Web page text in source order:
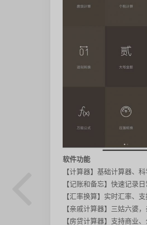
软件功能
【计算器】基础计算器、
【记账和备忘】快速记录
【汇率换算】实时汇率、
【亲戚计算器】三姑六婆
【房贷计算器】支持商业